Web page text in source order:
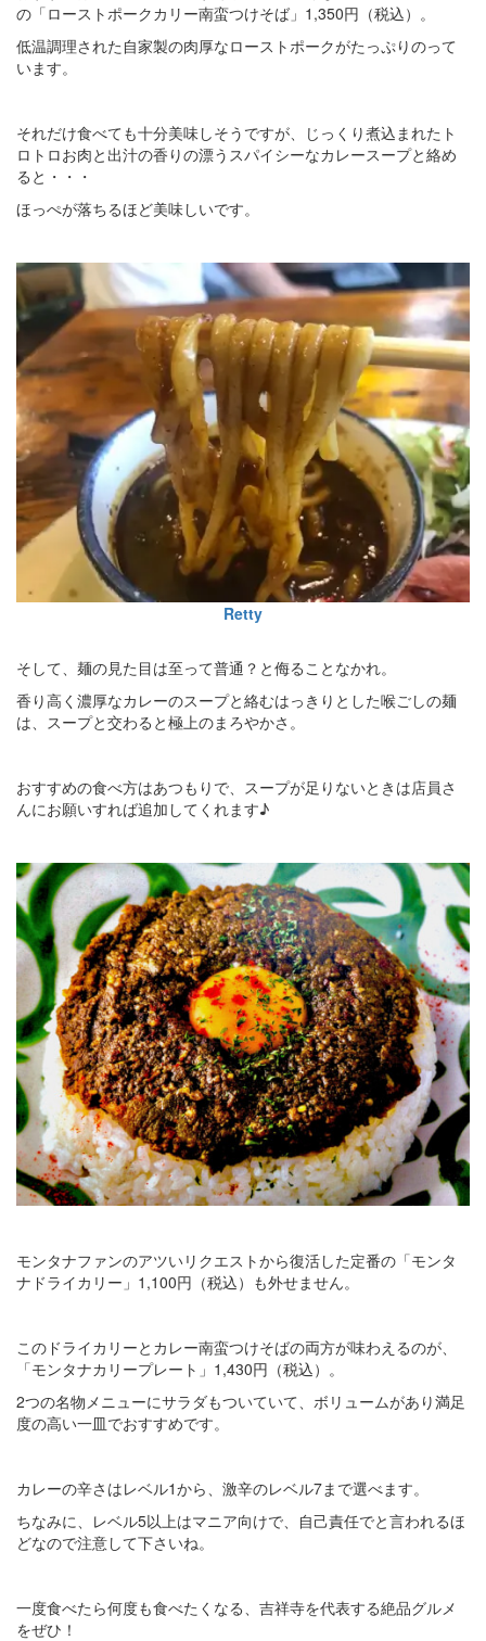
の「ローストポークカリー南蛮つけそば」1,350円（税込）。
低温調理された自家製の肉厚なローストポークがたっぷりのって
います。
それだけ食べても十分美味しそうですが、じっくり煮込まれたト
ロトロお肉と出汁の香りの漂うスパイシーなカレースープと絡め
ると・・・
ほっぺが落ちるほど美味しいです。
Retty
そして、麺の見た目は至って普通？と侮ることなかれ。
香り高く濃厚なカレーのスープと絡むはっきりとした喉ごしの麺
は、スープと交わると極上のまろやかさ。
おすすめの食べ方はあつもりで、スープが足りないときは店員さ
んにお願いすれば追加してくれます♪
モンタナファンのアツいリクエストから復活した定番の「モンタ
ナドライカリー」1,100円（税込）も外せません。
このドライカリーとカレー南蛮つけそばの両方が味わえるのが、
「モンタナカリープレート」1,430円（税込）。
2つの名物メニューにサラダもついていて、ボリュームがあり満足
度の高い一皿でおすすめです。
カレーの辛さはレベル1から、激辛のレベル7まで選べます。
ちなみに、レベル5以上はマニア向けで、自己責任でと言われるほ
どなので注意して下さいね。
一度食べたら何度も食べたくなる、吉祥寺を代表する絶品グルメ
をぜひ！